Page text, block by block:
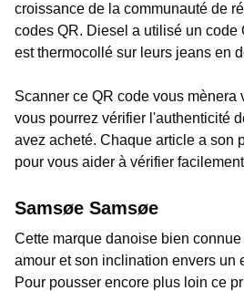
croissance de la communauté de
codes QR. Diesel a utilisé un code
est thermocollé sur leurs jeans en
Scanner ce QR code vous mènera
vous pourrez vérifier l'authenticité
avez acheté. Chaque article a son
pour vous aider à vérifier
Samsøe Samsøe
Cette marque danoise bien
amour et son inclination envers un
Pour pousser encore plus loin ce